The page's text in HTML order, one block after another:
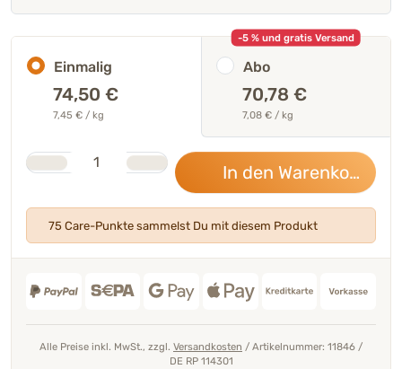
Einmalig
74,50 €
7,45 € / kg
-5 % und gratis Versand
Abo
70,78 €
7,08 € / kg
Anzahl
In den Warenkorb
75 Care-Punkte sammelst Du mit diesem Produkt
Alle Preise inkl. MwSt., zzgl. Versandkosten / Artikelnummer: 11846 /
DE RP 114301